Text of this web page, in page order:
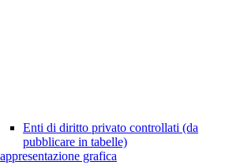
Enti di diritto privato controllati (da
pubblicare in tabelle)
grafica